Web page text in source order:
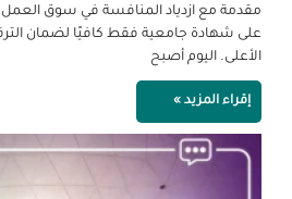
مقدمة مع ازدياد المنافسة في سوق
على شهادة جامعية فقط كافيًا لضمان
الأعلى. اليوم أصبح
إقراء المزيد »